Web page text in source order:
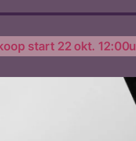
start 22 okt. 12:00u